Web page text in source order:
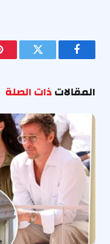
فيسبوك تويتر
المقالاتذات الصلة